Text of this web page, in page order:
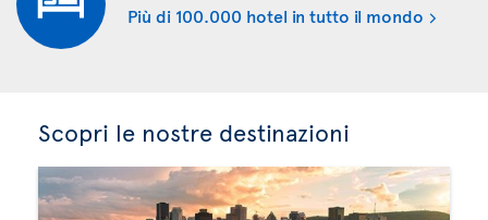
Più di 100.000 hotel in tutto il mondo
Scopri le nostre destinazioni